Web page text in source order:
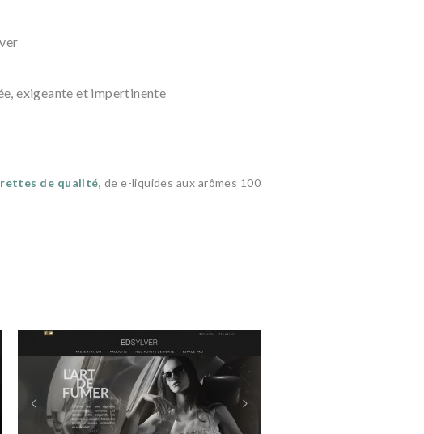
exigeante et impertinente
de qualité, de e-liquides aux arômes 100